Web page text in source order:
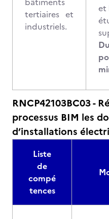
tertiaires et
industriels.
et
RNCP42103BC03 -
processus BIM les
d’installations
Liste
de
compé
tences